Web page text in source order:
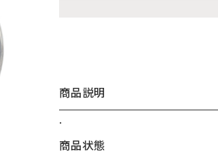
商品説明
.
商品状態